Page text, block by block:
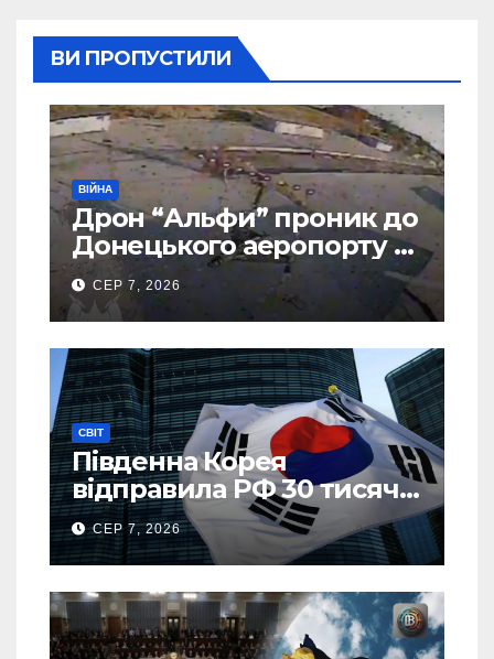
ВИ ПРОПУСТИЛИ
ВІЙНА
Дрон “Альфи” проник до
Донецького аеропорту та
спалив “Шахед” ще до
запуску
СЕР 7, 2026
СВІТ
Південна Корея
відправила РФ 30 тисяч
тонн авіапалива
СЕР 7, 2026